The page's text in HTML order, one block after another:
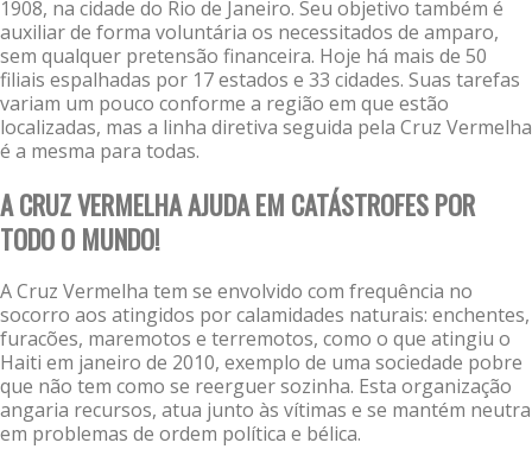
1908, na cidade do Rio de Janeiro. Seu objetivo também é
auxiliar de forma voluntária os necessitados de amparo,
sem qualquer pretensão financeira. Hoje há mais de 50
filiais espalhadas por 17 estados e 33 cidades. Suas tarefas
variam um pouco conforme a região em que estão
localizadas, mas a linha diretiva seguida pela Cruz Vermelha
é a mesma para todas.
A CRUZ VERMELHA AJUDA EM CATÁSTROFES POR
TODO O MUNDO!
A Cruz Vermelha tem se envolvido com frequência no
socorro aos atingidos por calamidades naturais: enchentes,
furacões, maremotos e terremotos, como o que atingiu o
Haiti em janeiro de 2010, exemplo de uma sociedade pobre
que não tem como se reerguer sozinha. Esta organização
angaria recursos, atua junto às vítimas e se mantém neutra
em problemas de ordem política e bélica.